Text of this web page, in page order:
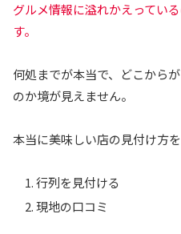
グルメ情報に溢れかえってい
す。
何処までが本当で、どこから
のか境が見えません。
本当に美味しい店の見付け方
行列を見付ける
現地の口コミ